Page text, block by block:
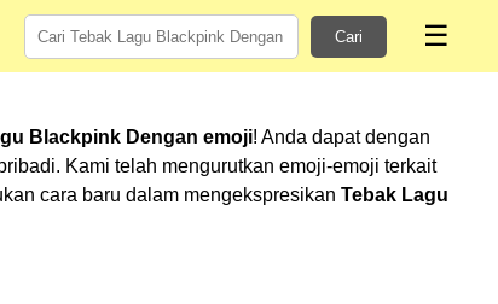
Cari ☰
Blackpink Dengan emoji! Anda dapat dengan
Kami telah mengurutkan emoji-emoji terkait
cara baru dalam mengekspresikan Tebak Lagu